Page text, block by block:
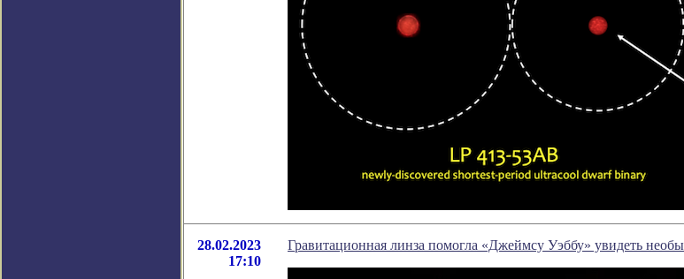
28.02.2023
17:10
Гравитационная линза помогла «Джеймсу Уэббу» увидеть